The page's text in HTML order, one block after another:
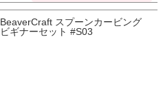
BeaverCraft スプーンカービング
ビギナーセット #S03